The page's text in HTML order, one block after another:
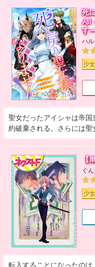
死
ん!
す
ハ
少
聖女だったアイシャは帝
約破棄される。さらには聖
【
ぐ
少
転入することになったの